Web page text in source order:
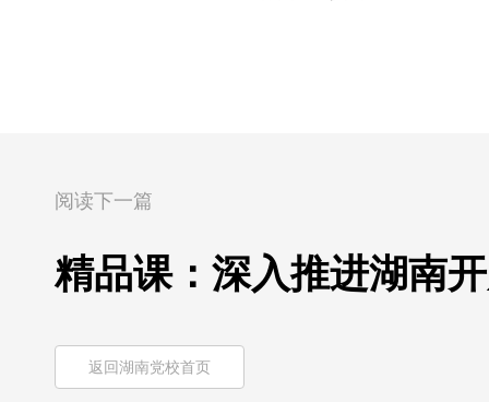
阅读下一篇
精品课：深入推进湖南
返回湖南党校首页